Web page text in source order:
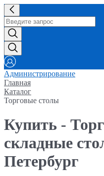
Администрирование
Главная
Каталог
Торговые столы
Купить -
складные
Петербург